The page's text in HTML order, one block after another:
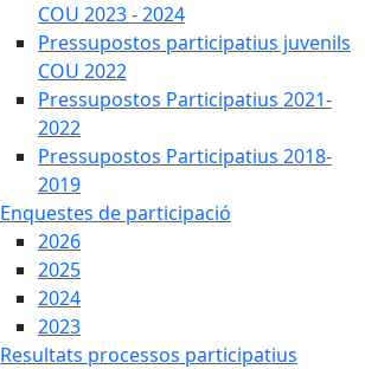
COU 2023 - 2024
Pressupostos participatius juvenils
COU 2022
Pressupostos Participatius 2021-
2022
Pressupostos Participatius 2018-
2019
Enquestes de participació
2026
2025
2024
2023
Resultats processos participatius